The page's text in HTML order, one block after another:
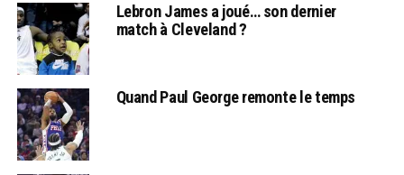
Lebron James a joué… son dernier
match à Cleveland ?
Quand Paul George remonte le temps